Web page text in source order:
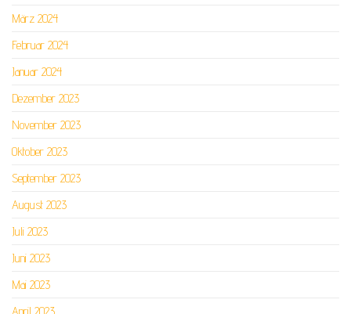
März 2024
Februar 2024
Januar 2024
Dezember 2023
November 2023
Oktober 2023
September 2023
August 2023
Juli 2023
Juni 2023
Mai 2023
April 2023